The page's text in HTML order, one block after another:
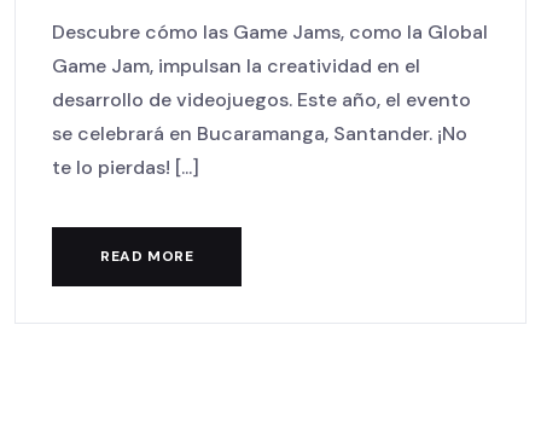
Descubre cómo las Game Jams, como la Global
Game Jam, impulsan la creatividad en el
desarrollo de videojuegos. Este año, el evento
se celebrará en Bucaramanga, Santander. ¡No
te lo pierdas! [...]
READ MORE